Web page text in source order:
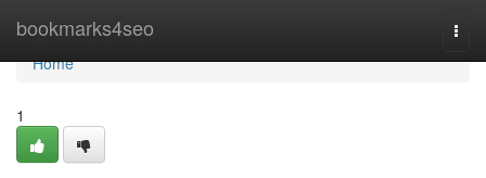
bookmarks4seo
Home
Home
1